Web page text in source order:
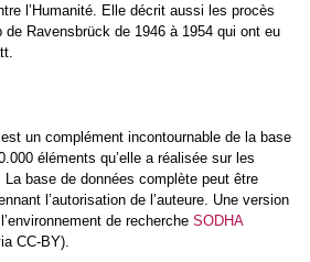
l’Humanité. Elle décrit aussi les procès
Ravensbrück de 1946 à 1954 qui ont eu
un complément incontournable de la base
éléments qu’elle a réalisée sur les
base de données complète peut être
l’autorisation de l’auteure. Une version
de recherche SODHA
CC-BY).